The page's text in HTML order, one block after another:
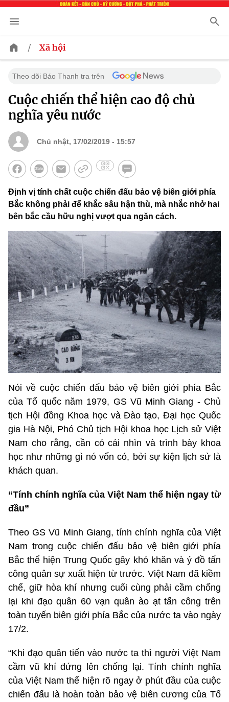
/ Xã hội
Theo dõi Báo Thanh tra trên
Cuộc chiến thể hiện cao độ chủ
nghĩa yêu nước
Chủ nhật, 17/02/2019 - 15:57
Định vị tính chất cuộc chiến đấu bảo vệ biên giới phía
Bắc không phải để khắc sâu hận thù, mà nhắc nhở hai
bên bắc cầu hữu nghị vượt qua ngăn cách.
Nói về cuộc chiến đấu bảo vệ biên giới phía Bắc
của Tổ quốc năm 1979, GS Vũ Minh Giang - Chủ
tịch Hội đồng Khoa học và Đào tạo, Đại học Quốc
gia Hà Nội, Phó Chủ tịch Hội khoa học Lịch sử Việt
Nam cho rằng, cần có cái nhìn và trình bày khoa
học như những gì nó vốn có, bởi sự kiện lịch sử là
khách quan.
“Tính chính nghĩa của Việt Nam thể hiện ngay từ
đầu”
Theo GS Vũ Minh Giang, tính chính nghĩa của Việt
Nam trong cuộc chiến đấu bảo vệ biên giới phía
Bắc thể hiện Trung Quốc gây khó khăn và ý đồ tấn
công quân sự xuất hiện từ trước. Việt Nam đã kiềm
chế, giữ hòa khí nhưng cuối cùng phải cầm chống
lại khi đạo quân 60 vạn quân ào ạt tấn công trên
toàn tuyến biên giới phía Bắc của nước ta vào ngày
17/2.
“Khi đạo quân tiến vào nước ta thì người Việt Nam
cầm vũ khí đứng lên chống lại. Tính chính nghĩa
của Việt Nam thể hiện rõ ngay ở phút đầu của cuộc
chiến đấu là hoàn toàn bảo vệ biên cương của Tổ